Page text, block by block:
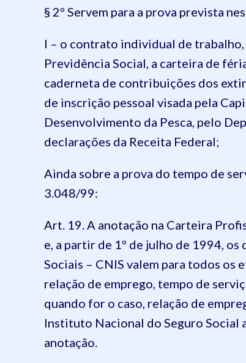
§ 2º Servem para a prova prevista
I – o contrato individual de
Previdência Social, a carteira de
caderneta de contribuições dos
de inscrição pessoal visada pela
Desenvolvimento da Pesca, pelo
declarações da Receita Federal;
Ainda sobre a prova do tempo de
3.048/99:
Art. 19. A anotação na Carteira
e, a partir de 1º de julho de 1994,
Sociais – CNIS valem para todos os
relação de emprego, tempo de
quando for o caso, relação de
Instituto Nacional do Seguro Social
anotação.